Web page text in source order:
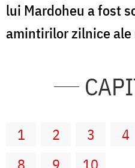
lui Mardoheu a fost
amintirilor zilnice ale
1 2 3 4